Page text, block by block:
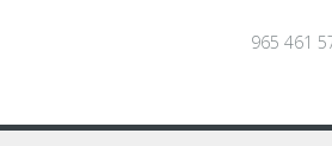
965 461